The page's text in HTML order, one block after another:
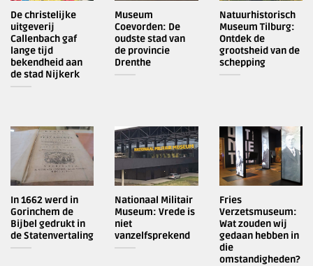
De christelijke
uitgeverij
Callenbach gaf
lange tijd
bekendheid aan
de stad Nijkerk
Museum
Coevorden: De
oudste stad van
de provincie
Drenthe
Natuurhistorisch
Museum Tilburg:
Ontdek de
grootsheid van de
schepping
In 1662 werd in
Gorinchem de
Bijbel gedrukt in
de Statenvertaling
Nationaal Militair
Museum: Vrede is
niet
vanzelfsprekend
Fries
Verzetsmuseum:
Wat zouden wij
gedaan hebben in
die
omstandigheden?